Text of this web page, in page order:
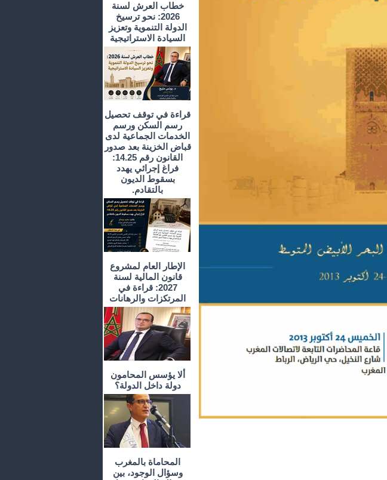
خطاب العرش لسنة
2026: نحو ترسيخ
الدولة التنموية وتعزيز
السيادة الاستراتيجية
قراءة في توقف تحصيل
رسم السكن ورسم
الخدمات الجماعية لدى
قباض الخزينة بعد صدور
القانون رقم 14.25:
فراغ إجرائي يهدد
بسقوط الديون
بالتقادم.
الإطار العام لمشروع
قانون المالية لسنة
2027: قراءة في
المرتكزات والرهانات
ألا يؤسس المحامون
دولة داخل الدولة؟
المحاماة بالمغرب
وسؤال الوجود، بين